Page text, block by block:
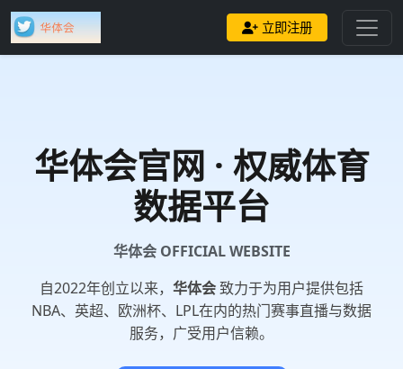
立即注册
华体会官网 · 权威体育
数据平台
华体会 OFFICIAL WEBSITE
自2022年创立以来， 华体会致力于为用户提供包括
NBA、英超、欧洲杯、LPL在内的热门赛事直播与数据
服务，广受用户信赖。